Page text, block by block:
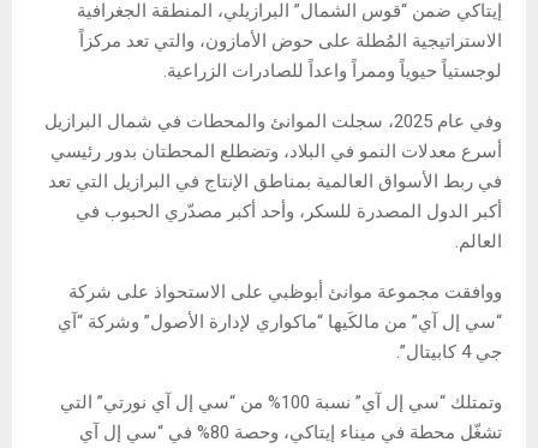
إيتاكي ضمن “قوس الشمال” البرازيلي، المنطقة الجغرافية
الاستراتيجية المُطلة على حوض الأمازون، والتي تعد مركزاً
لوجستياً حيوياً وممراً واعداً للصادرات الزراعية.
وفي عام 2025، سجلت الموانئ والمحطات في شمال البرازيل
أسرع معدلات النمو في البلاد، وتضطلع المحطتان بدور رئيسي
في ربط الأسواق العالمية بمناطق الإنتاج في البرازيل التي تعد
أكبر الدول المصدرة للسكر، وأحد أكبر مصدّري الحبوب في
العالم.
ووافقت مجموعة موانئ أبوظبي على الاستحواذ على شركة
“سي إل آي” من مالكَيها “ماكواري لإدارة الأصول” وشركة “آي
جي 4 كابيتال”.
وتمتلك “سي إل آي” نسبة 100% من “سي إل آي نورتي” التي
تشغّل محطة في ميناء إيتاكي، وحصة 80% في “سي إل آي